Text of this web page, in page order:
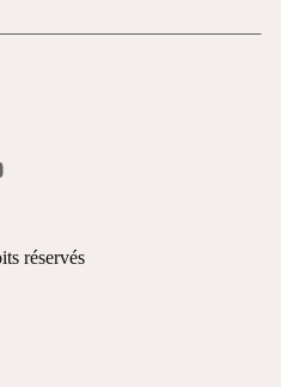
réservés